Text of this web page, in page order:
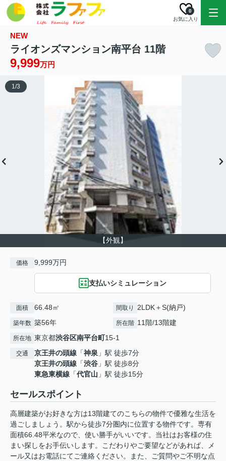
お気に入り
0
NEW
ライオンズマンション南平台 11階
9,999万円
【外観】
1/3
価格 9,999万円
支払いシミュレーション
面積 66.48㎡ 間取り 2LDK＋S(納戸)
築年数 築56年 所在階 11階/13階建
所在地 東京都渋谷区南平台町15-1
交通 京王井の頭線 「神泉 」駅 徒歩7分
京王井の頭線 「渋谷 」駅 徒歩8分
東急東横線 「代官山 」駅 徒歩15分
セールスポイント
高層建築がお好きな方は13階建てのこちらの物件で優雅な生活を
過ごしましょう。駅から徒歩7分圏内に位置する物件です。専有
面積66.48平米なので、使い勝手がいいです。当社はお客様の住
まい探しをお手伝いします。こだわりやご要望などがあれば、メ
ール又はお電話にてご連絡ください。また、ご質問やご不明な点